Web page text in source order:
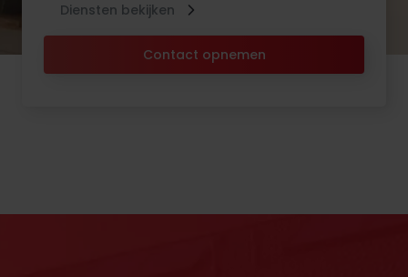
Contact opnemen
Diensten bekijken